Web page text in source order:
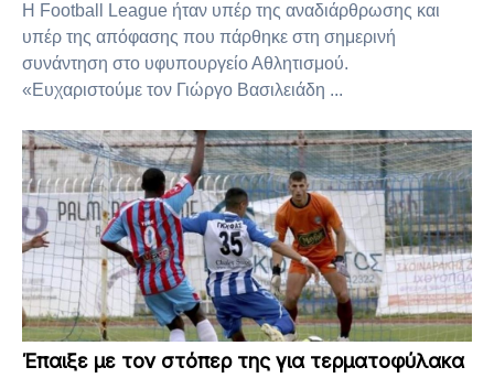
Η Football League ήταν υπέρ της αναδιάρθρωσης και
υπέρ της απόφασης που πάρθηκε στη σημερινή
συνάντηση στο υφυπουργείο Αθλητισμού.
«Ευχαριστούμε τον Γιώργο Βασιλειάδη ...
Έπαιξε με τον στόπερ της για τερματοφύλακα